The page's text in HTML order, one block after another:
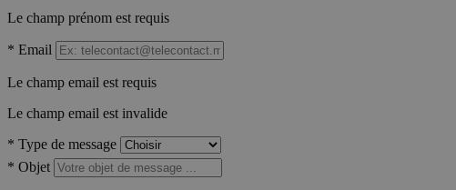
Le champ prénom est requis
* Email
Le champ email est requis
Le champ email est invalide
* Type de message
* Objet